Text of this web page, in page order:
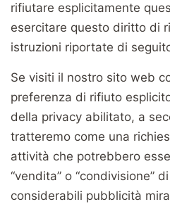
rifiutare esplicitamente
esercitare questo diritto di
istruzioni riportate di
Se visiti il nostro sito web
preferenza di rifiuto
della privacy abilitato, a
tratteremo come una
attività che potrebbero
“vendita” o “condivisione”
considerabili pubblicità